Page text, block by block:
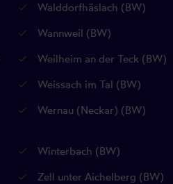
Walddorfhäslach (BW)
Wannweil (BW)
Weilheim an der Teck (BW)
Weissach im Tal (BW)
Wernau (Neckar) (BW)
Winterbach (BW)
Zell unter Aichelberg (BW)